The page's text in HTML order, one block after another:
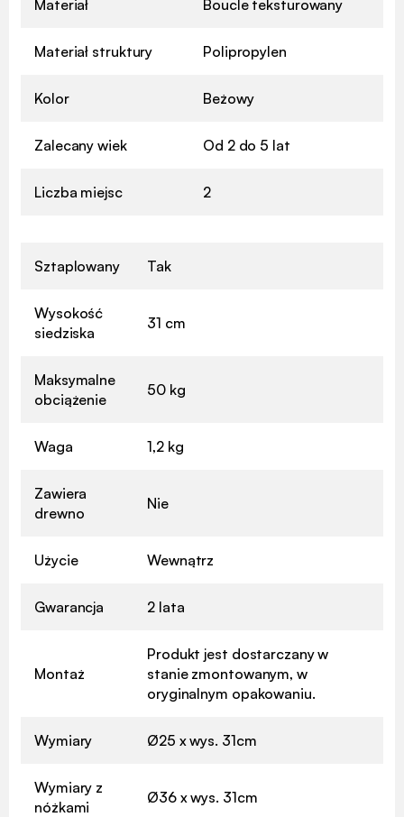
Materiał Boucle teksturowany
Materiał struktury Polipropylen
Kolor Beżowy
Zalecany wiek Od 2 do 5 lat
Liczba miejsc 2
Sztaplowany Tak
Wysokość
siedziska
31 cm
Maksymalne
obciążenie
50 kg
Waga 1,2 kg
Zawiera
drewno
Nie
Użycie Wewnątrz
Gwarancja 2 lata
Montaż
Produkt jest dostarczany w
stanie zmontowanym, w
oryginalnym opakowaniu.
Wymiary Ø25 x wys. 31cm
Wymiary z
nóżkami
Ø36 x wys. 31cm